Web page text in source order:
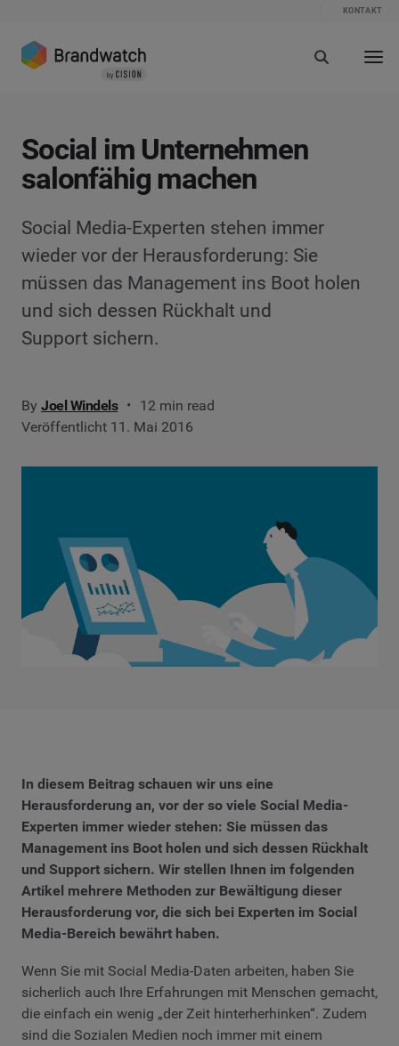
KONTAKT
Social im Unternehmen
salonfähig machen
Social Media-Experten stehen immer
wieder vor der Herausforderung: Sie
müssen das Management ins Boot holen
und sich dessen Rückhalt und
Support sichern.
By Joel Windels
12 min read
Veröffentlicht 11. Mai 2016
In diesem Beitrag schauen wir uns eine
Herausforderung an, vor der so viele Social Media-
Experten immer wieder stehen: Sie müssen das
Management ins Boot holen und sich dessen Rückhalt
und Support sichern. Wir stellen Ihnen im folgenden
Artikel mehrere Methoden zur Bewältigung dieser
Herausforderung vor, die sich bei Experten im Social
Media-Bereich bewährt haben.
Wenn Sie mit Social Media-Daten arbeiten, haben Sie
sicherlich auch Ihre Erfahrungen mit Menschen gemacht,
die einfach ein wenig „der Zeit hinterherhinken“. Zudem
sind die Sozialen Medien noch immer mit einem